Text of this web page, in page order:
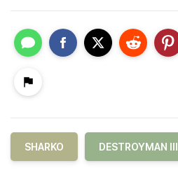
SHARKO DESTROYMAN III